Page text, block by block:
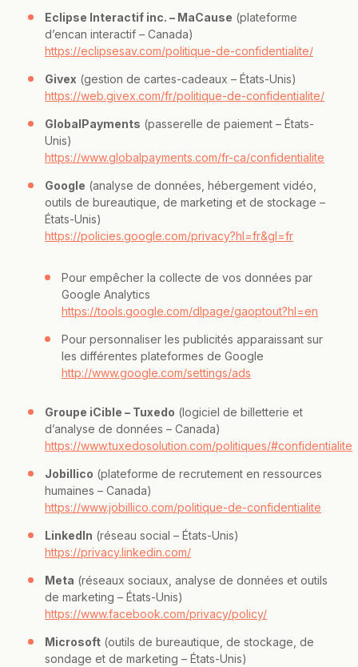
Eclipse Interactif inc. – MaCause (plateforme
d’encan interactif – Canada)
https://eclipsesav.com/politique-de-confidentialite/
Givex (gestion de cartes-cadeaux – États-Unis)
https://web.givex.com/fr/politique-de-confidentialite/
GlobalPayments (passerelle de paiement – États-
Unis)
https://www.globalpayments.com/fr-ca/confidentialite
Google (analyse de données, hébergement vidéo,
outils de bureautique, de marketing et de stockage –
États-Unis)
https://policies.google.com/privacy?hl=fr&gl=fr
Pour empêcher la collecte de vos données par
Google Analytics
https://tools.google.com/dlpage/gaoptout?hl=en
Pour personnaliser les publicités apparaissant sur
les différentes plateformes de Google
http://www.google.com/settings/ads
Groupe iCible – Tuxedo (logiciel de billetterie et
d’analyse de données – Canada)
https://www.tuxedosolution.com/politiques/#confidentialite
Jobillico (plateforme de recrutement en ressources
humaines – Canada)
https://www.jobillico.com/politique-de-confidentialite
LinkedIn (réseau social – États-Unis)
https://privacy.linkedin.com/
Meta (réseaux sociaux, analyse de données et outils
de marketing – États-Unis)
https://www.facebook.com/privacy/policy/
Microsoft (outils de bureautique, de stockage, de
sondage et de marketing – États-Unis)